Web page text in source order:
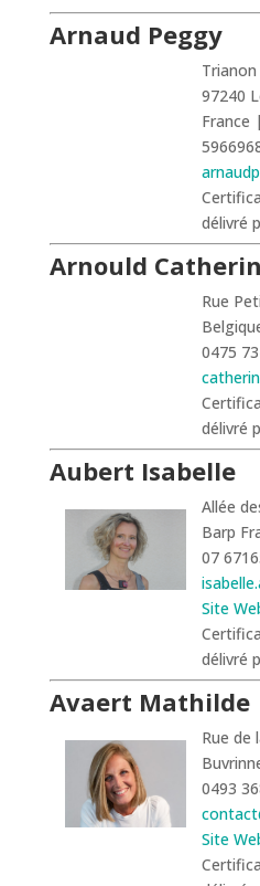
Arnaud Peggy
97240
France |
délivré
Arnould
Rue
0475
délivré
Aubert Isabelle
Allée
Barp
07
Site
délivré
Avaert Mathilde
Rue de
0493
Site